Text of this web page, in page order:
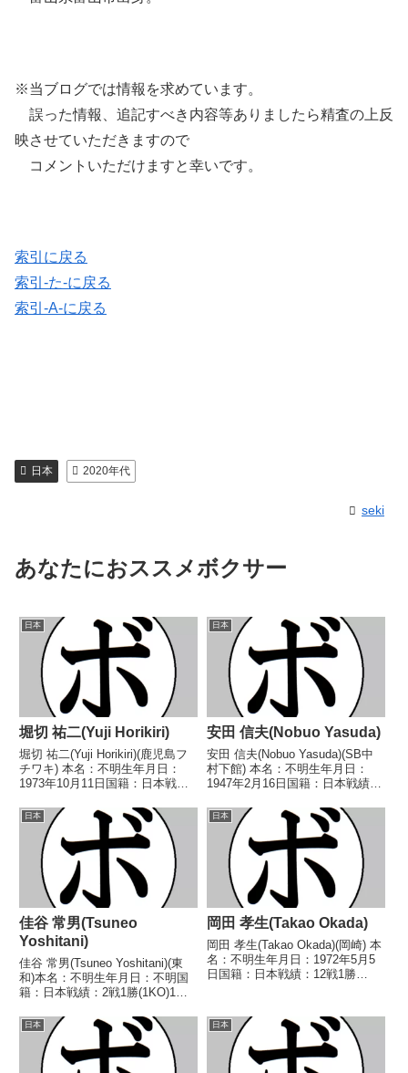
※当ブログでは情報を求めています。
誤った情報、追記すべき内容等ありましたら精査の上反
映させていただきますので
コメントいただけますと幸いです。
索引に戻る
索引-た-に戻る
索引-A-に戻る
日本 2020年代
seki
あなたにおススメボクサー
日本
堀切 祐二(Yuji Horikiri)
堀切 祐二(Yuji Horikiri)(鹿児島フ
チワキ) 本名：不明生年月日：
1973年10月11日国籍：日本戦
ル】なし 【戦歴】1994/09/15
●4R判定 (採点不明) 新恵 竜二
(福間S)199...
日本
安田 信夫(Nobuo Yasuda)
安田 信夫(Nobuo Yasuda)(SB中
村下館) 本名：不明生年月日：
1947年2月16日国籍：日本戦績：
し 【戦歴】1968/02/05
●1RKO 覚間 了三(金
子)1968/03/18 ●1RKO 植...
日本
佳谷 常男(Tsuneo
Yoshitani)
佳谷 常男(Tsuneo Yoshitani)(東
和)本名：不明生年月日：不明国
籍：日本戦績：2戦1勝(1KO)1敗
1947/07/05 ●KO (ラウンド不
明) 鈴木 秀雄(関
西)1948/01/02 ○3RT...
日本
岡田 孝生(Takao Okada)
岡田 孝生(Takao Okada)(岡崎) 本
名：不明生年月日：1972年5月5
日国籍：日本戦績：12戦1勝
●2RKO 杉田 竜平(畑
中)1995/07/15 ●2...
日本 日本